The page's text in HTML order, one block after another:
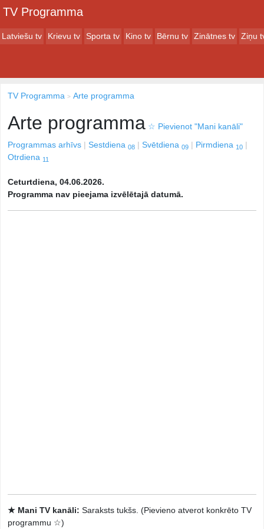
TV Programma
Latviešu tv Krievu tv Sporta tv Kino tv Bērnu tv Zinātnes tv Ziņu
TV Programma Arte programma
Arte programma ☆ Pievienot "Mani kanāli"
Programmas arhīvs
Sestdiena 08 Svētdiena 09 Pirmdiena 10
Otrdiena 11
Ceturtdiena, 04.06.2026.
Programma nav pieejama izvēlētajā datumā.
★ Mani TV kanāli: Saraksts tukšs. (Pievieno atverot konkrēto TV
programmu ☆)